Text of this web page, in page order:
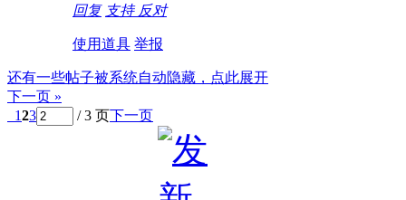
回复 支持 反对
使用道具 举报
还有一些帖子被系统自动隐藏，点此展开
下一页 »
123 / 3 页下一页